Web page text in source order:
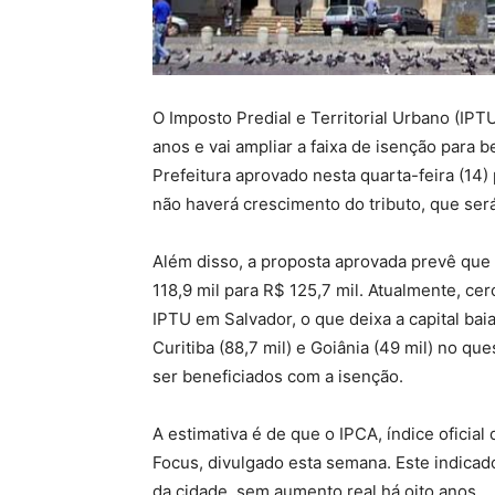
O Imposto Predial e Territorial Urbano
anos e vai ampliar a faixa de isenção para
Prefeitura aprovado nesta quarta-feira
não haverá crescimento do tributo, que
Além disso, a proposta aprovada prevê
118,9 mil para R$ 125,7 mil. Atualmente,
IPTU em Salvador, o que deixa a capital
Curitiba (88,7 mil) e Goiânia (49 mil) no
ser beneficiados com a isenção.
A estimativa é de que o IPCA, índice
Focus, divulgado esta semana. Este